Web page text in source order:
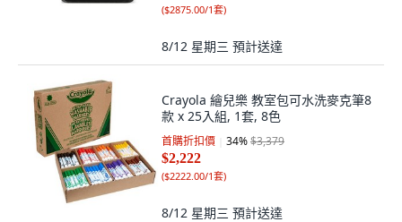
($2875.00/1套)
8/12 星期三 預計送達
Crayola 繪兒樂 教室包可水洗麥克筆8
款 x 25入組, 1套, 8色
首購折扣價 34%$3,379
$2,222
($2222.00/1套)
8/12 星期三 預計送達